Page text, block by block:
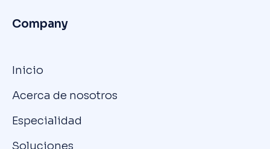
Company
Inicio
Acerca de nosotros
Especialidad
Soluciones